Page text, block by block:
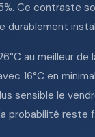
Ce contraste
durablement
au meilleur
16°C en
le
probabilité reste